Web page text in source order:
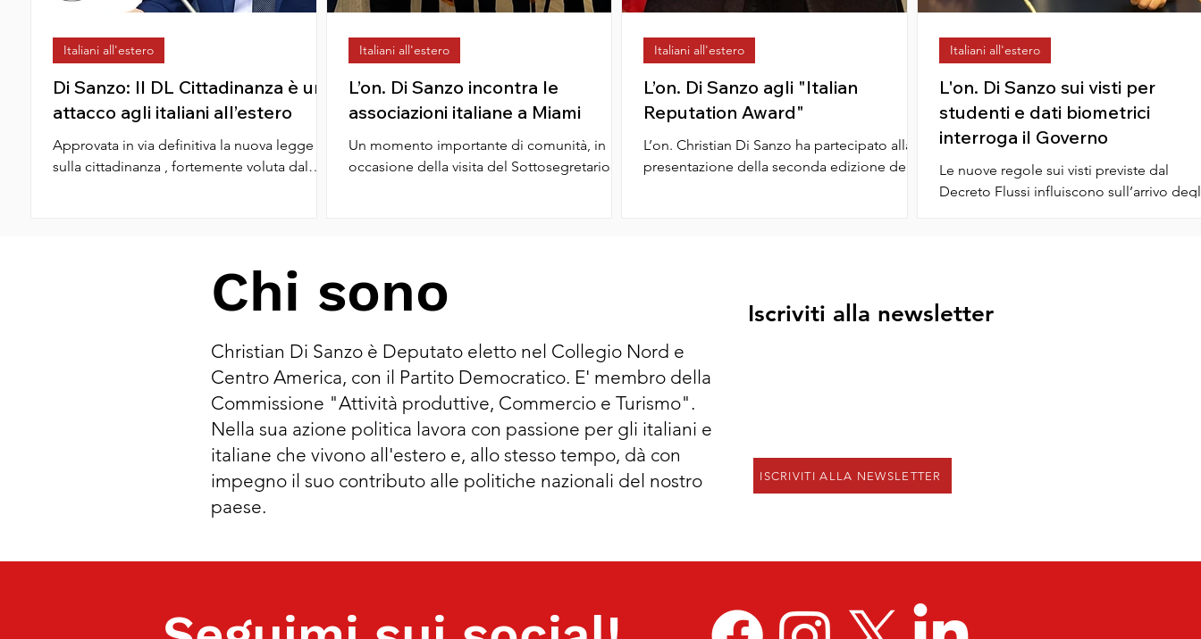
Di Sanzo: Il DL Cittadinanza è un
attacco agli italiani all’estero
Approvata in via definitiva la nuova legge
sulla cittadinanza , fortemente voluta dal
Italiani all'estero
L’on. Di Sanzo incontra le
associazioni italiane a Miami
Un momento importante di comunità, in
occasione della visita del Sottosegretario
Italiani all'estero
L’on. Di Sanzo agli "Italian
Reputation Award"
L’on. Christian Di Sanzo ha partecipato alla
presentazione della seconda edizione degli
Italiani all'estero
L'on. Di Sanzo sui visti per
studenti e dati biometrici
interroga il Governo
Le nuove regole sui visti previste dal
Decreto Flussi influiscono sull’arrivo
Italiani all'estero
Chi sono
Christian Di Sanzo è Deputato eletto nel Collegio Nord e
Centro America, con il Partito Democratico. E' membro della
Commissione "Attività produttive, Commercio e Turismo".
Nella sua azione politica lavora con passione per gli italiani e
italiane che vivono all'estero e, allo stesso tempo, dà con
impegno il suo contributo alle politiche nazionali del nostro
paese.
Iscriviti alla newsletter
ISCRIVITI ALLA NEWSLETTER